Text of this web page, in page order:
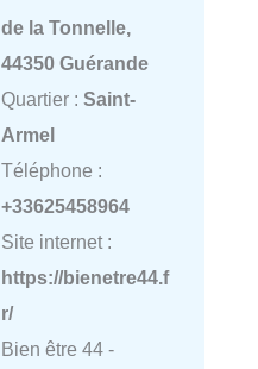
de la Tonnelle,
44350 Guérande
Quartier : Saint-
Armel
Téléphone :
+33625458964
Site internet :
https://bienetre44.f
r/
Bien être 44 -